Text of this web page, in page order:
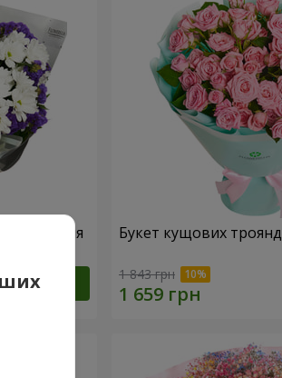
Замовити
Букет кущових троянд
1 843 грн